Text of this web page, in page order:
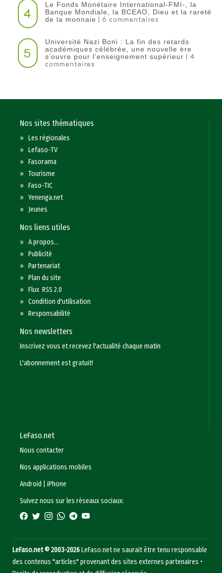
4
Le Fonds Monétaire International-FMI-, la
Banque Mondiale, la BCEAO, Dieu et la rareté
de la monnaie | 6 commentaires
5
Université Nazi Boni : La fin des retards
académiques célébrée, une nouvelle ère
s’ouvre pour l’enseignement supérieur | 4
commentaires
Nos sites thématiques
»Les régionales
»Lefaso-TV
»Fasorama
»Tourisme
»Faso-TIC
»Yenenga.net
» Jeunes
Nos liens utiles
»A propos...
»Publicité
»Partenariat
»Plan du site
»Flux RSS 2.0
»Condition d'utilisation
»Responsabilité
Nos newsletters
Inscrivez vous et recevez l'actualité chaque matin
L'abonnement est gratuit!
LeFaso.net
Nous contacter
Nos applications mobiles
Android
|iPhone
Suivez nous sur les réseaux sociaux:
LeFaso.net © 2003-2026LeFaso.net ne saurait être tenu responsable
des contenus "articles" provenant des sites externes partenaires •